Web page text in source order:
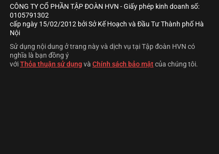
CÔNG TY CỔ PHẦN TẬP ĐOÀN HVN - Giấy phép kinh doanh số:
0105791302
cấp ngày 15/02/2012 bởi Sở Kế Hoạch và Đầu Tư Thành phố Hà
Nội
Sử dụng nội dung ở trang này và dịch vụ tại Tập đoàn HVN có
nghĩa là bạn đồng ý
vớiThỏa thuận sử dụng và Chính sách bảo mậtcủa chúng tôi.